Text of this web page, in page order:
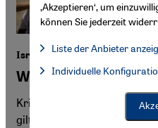
Israel und Palästina
Wie über Zionismus
Kritik an der Ideologie, die
gilt in Deutschland als heikel.
‚Akzeptieren‘, um
können Sie jederzeit
Liste der Anbieter
Facebook Embed /
Facebook Embed /
Individuelle